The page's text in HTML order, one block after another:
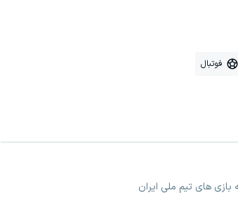
فوتبال
بازی های تیم ملی ایران